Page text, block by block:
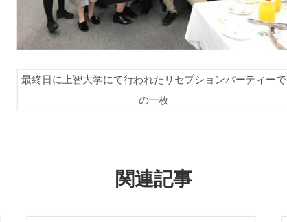
最終日に上智大学にて行われたリセプションパーティーで
の一枚
関連記事